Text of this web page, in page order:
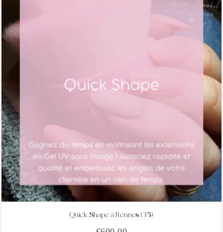
Quick Shape à Rennes (35)